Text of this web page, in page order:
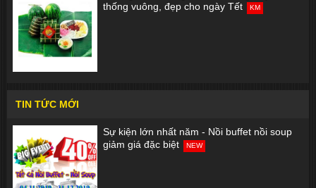
thống vuông, đẹp cho ngày Tết
KM
TIN TỨC MỚI
Sự kiện lớn nhất năm - Nồi buffet nồi soup
giảm giá đặc biệt
NEW